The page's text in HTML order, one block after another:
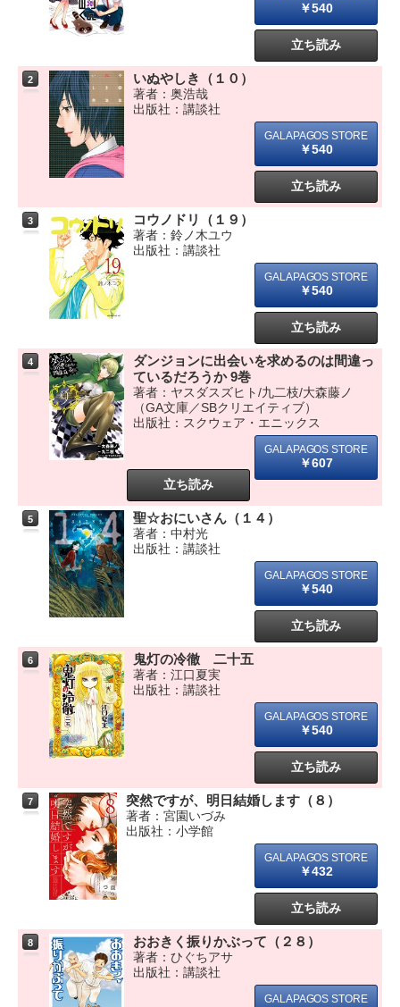
￥540
立ち読み
2 いぬやしき（１０）
著者：奥浩哉
出版社：講談社
￥540
立ち読み
3 コウノドリ（１９）
著者：鈴ノ木ユウ
出版社：講談社
￥540
立ち読み
4
ダンジョンに出会いを求めるのは間違っ
ているだろうか 9巻
著者：ヤスダスズヒト/九二枝/大森藤ノ
（GA文庫／SBクリエイティブ）
出版社：スクウェア・エニックス
￥607
立ち読み
5 聖☆おにいさん（１４）
著者：中村光
出版社：講談社
￥540
立ち読み
6 鬼灯の冷徹 二十五
著者：江口夏実
出版社：講談社
￥540
立ち読み
7 突然ですが、明日結婚します（８）
著者：宮園いづみ
出版社：小学館
￥432
立ち読み
8 おおきく振りかぶって（２８）
著者：ひぐちアサ
出版社：講談社